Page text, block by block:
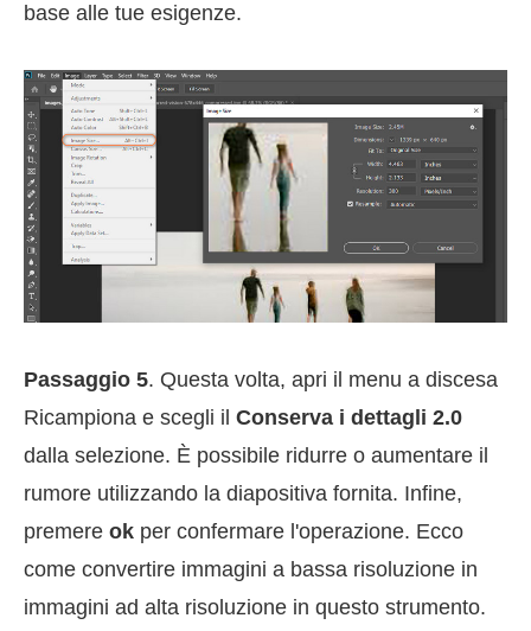
base alle tue esigenze.
Passaggio 5. Questa volta, apri il menu a discesa
Ricampiona e scegli il Conserva i dettagli 2.0
dalla selezione. È possibile ridurre o aumentare il
rumore utilizzando la diapositiva fornita. Infine,
premere ok per confermare l'operazione. Ecco
come convertire immagini a bassa risoluzione in
immagini ad alta risoluzione in questo strumento.